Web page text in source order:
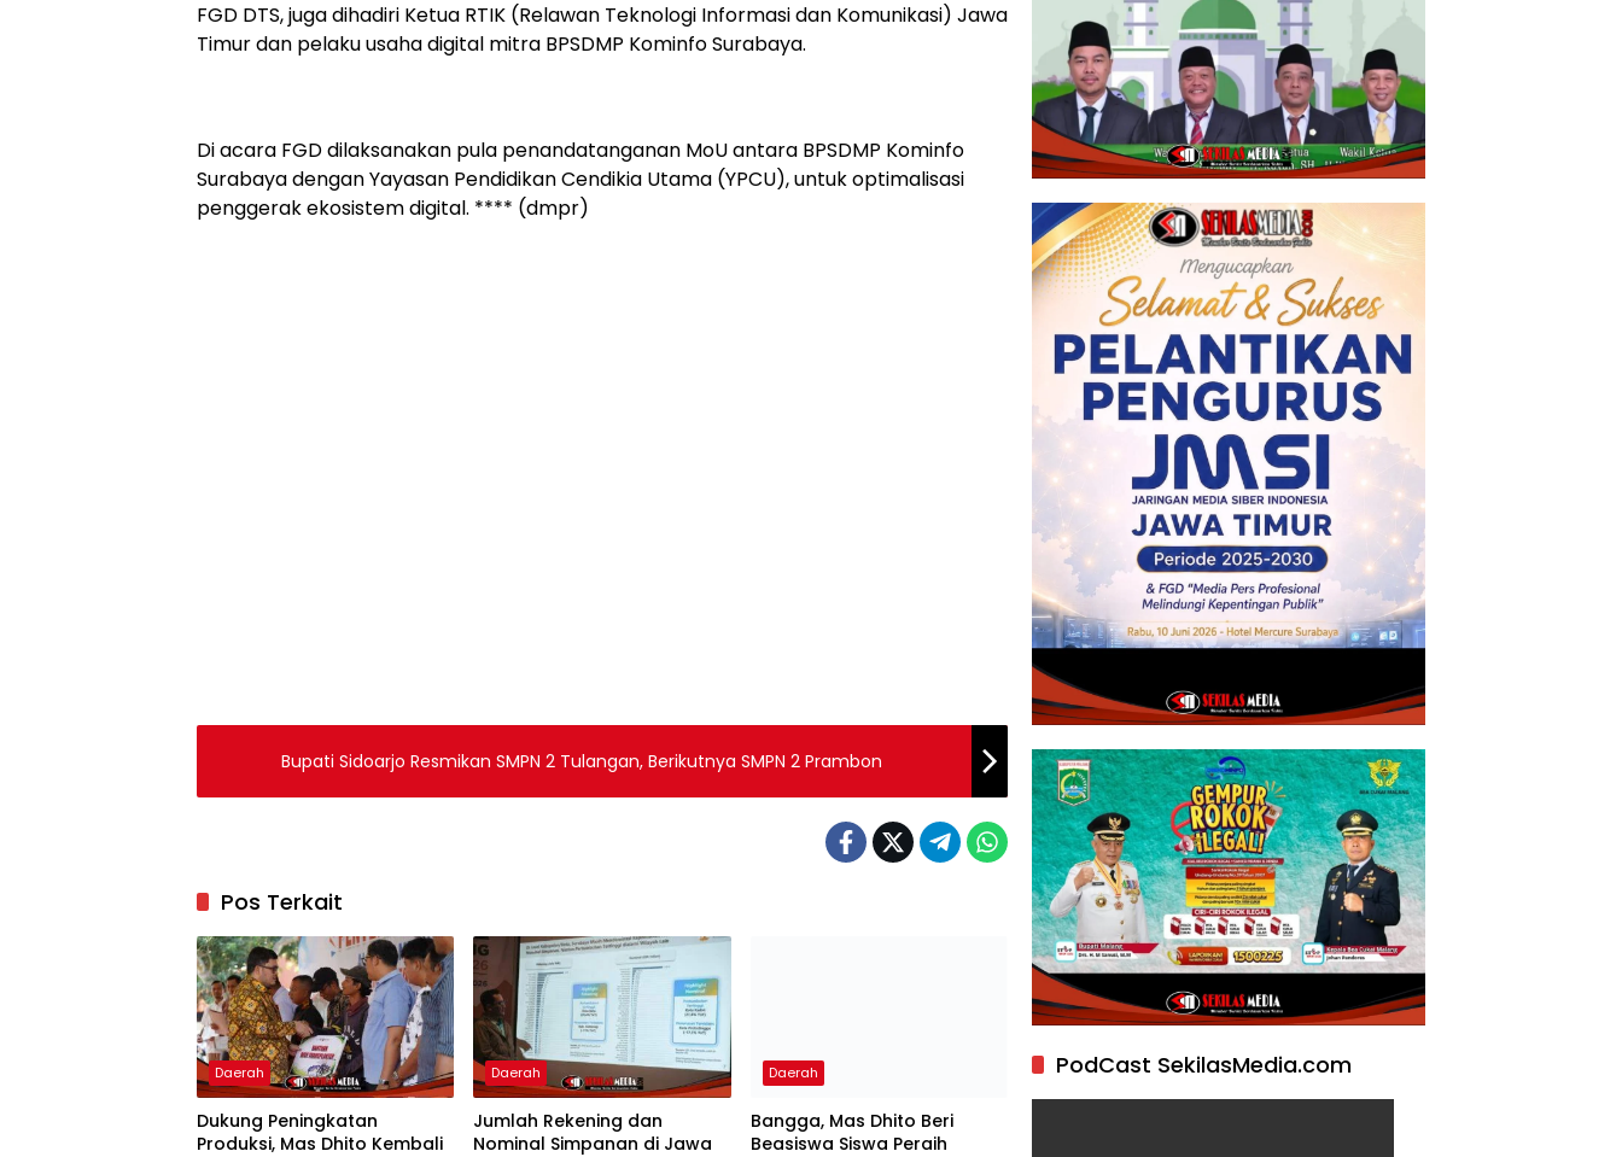
FGD DTS, juga dihadiri Ketua RTIK (Relawan Teknologi Informasi dan Komunikasi) Jawa
Timur dan pelaku usaha digital mitra BPSDMP Kominfo Surabaya.
Di acara FGD dilaksanakan pula penandatanganan MoU antara BPSDMP Kominfo
Surabaya dengan Yayasan Pendidikan Cendikia Utama (YPCU), untuk optimalisasi
penggerak ekosistem digital. **** (dmpr)
Bupati Sidoarjo Resmikan SMPN 2 Tulangan, Berikutnya SMPN 2 Prambon
Pos Terkait
Daerah
Dukung Peningkatan
Produksi, Mas Dhito Kembali
Daerah
Jumlah Rekening dan
Nominal Simpanan di Jawa
Daerah
Bangga, Mas Dhito Beri
Beasiswa Siswa Peraih
PodCast SekilasMedia.com